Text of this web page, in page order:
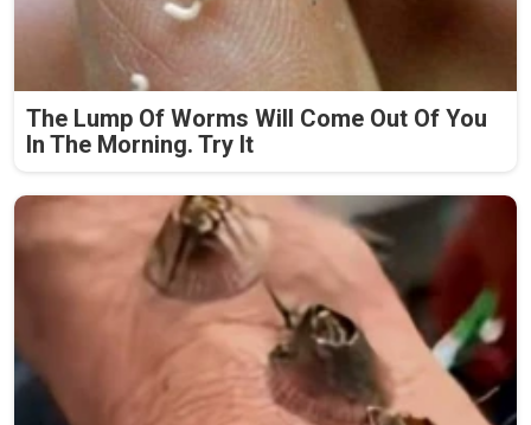
The Lump Of Worms Will Come Out Of You
In The Morning. Try It